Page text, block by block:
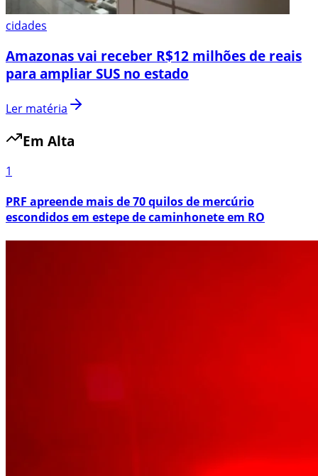
cidades
Amazonas vai receber R$12 milhões de reais
para ampliar SUS no estado
Ler matéria
Em Alta
1
PRF apreende mais de 70 quilos de mercúrio
escondidos em estepe de caminhonete em RO